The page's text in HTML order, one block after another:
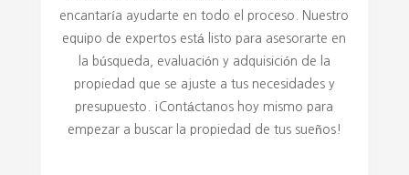
encantaría ayudarte en todo el proceso. Nuestro
equipo de expertos está listo para asesorarte en
la búsqueda, evaluación y adquisición de la
propiedad que se ajuste a tus necesidades y
presupuesto. ¡Contáctanos hoy mismo para
empezar a buscar la propiedad de tus sueños!